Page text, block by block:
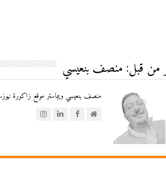
من قبل: منصف بنعيسي
منصف بنعيسي ويبماستر موقع زاكورة نيوز.